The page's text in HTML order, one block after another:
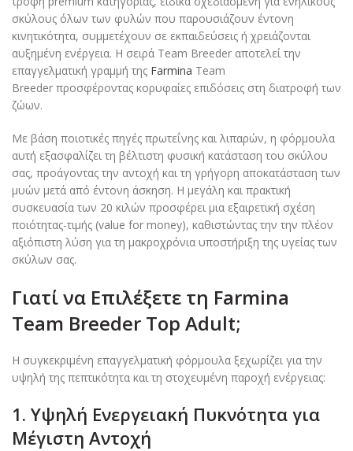
σκύλους όλων των φυλών που παρουσιάζουν έντονη
κινητικότητα, συμμετέχουν σε εκπαιδεύσεις ή χρειάζονται
αυξημένη ενέργεια. Η σειρά Team Breeder αποτελεί την
επαγγελματική γραμμή της Farmina Team
Breeder προσφέροντας κορυφαίες επιδόσεις στη διατροφή των
ζώων.
Με βάση ποιοτικές πηγές πρωτεΐνης και λιπαρών, η φόρμουλα
αυτή εξασφαλίζει τη βέλτιστη φυσική κατάσταση του σκύλου
σας, προάγοντας την αντοχή και τη γρήγορη αποκατάσταση των
μυών μετά από έντονη άσκηση. Η μεγάλη και πρακτική
συσκευασία των 20 κιλών προσφέρει μια εξαιρετική σχέση
ποιότητας-τιμής (value for money), καθιστώντας την την πλέον
αξιόπιστη λύση για τη μακροχρόνια υποστήριξη της υγείας των
σκύλων σας.
Γιατί να Επιλέξετε τη Farmina
Team Breeder Top Adult;
Η συγκεκριμένη επαγγελματική φόρμουλα ξεχωρίζει για την
υψηλή της πεπτικότητα και τη στοχευμένη παροχή ενέργειας:
1. Υψηλή Ενεργειακή Πυκνότητα για
Μέγιστη Αντοχή